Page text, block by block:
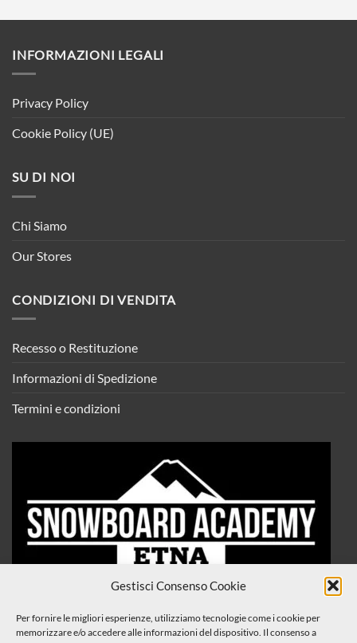
Gestisci Consenso Cookie
Per fornire le migliori esperienze, utilizziamo tecnologie come i cookie per
memorizzare e/o accedere alle informazioni del dispositivo. Il consenso a
INFORMAZIONI LEGALI
Privacy Policy
Cookie Policy (UE)
SU DI NOI
Chi Siamo
Our Stores
CONDIZIONI DI VENDITA
Recesso o Restituzione
Informazioni di Spedizione
Termini e condizioni